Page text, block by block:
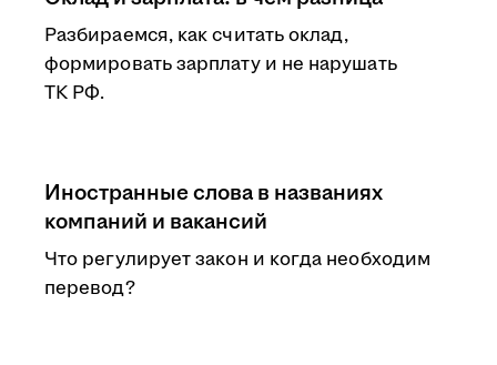
Разбираемся, как считать оклад,
формировать зарплату и не нарушать
ТК РФ.
Иностранные слова в названиях
компаний и вакансий
Что регулирует закон и когда необходим
перевод?